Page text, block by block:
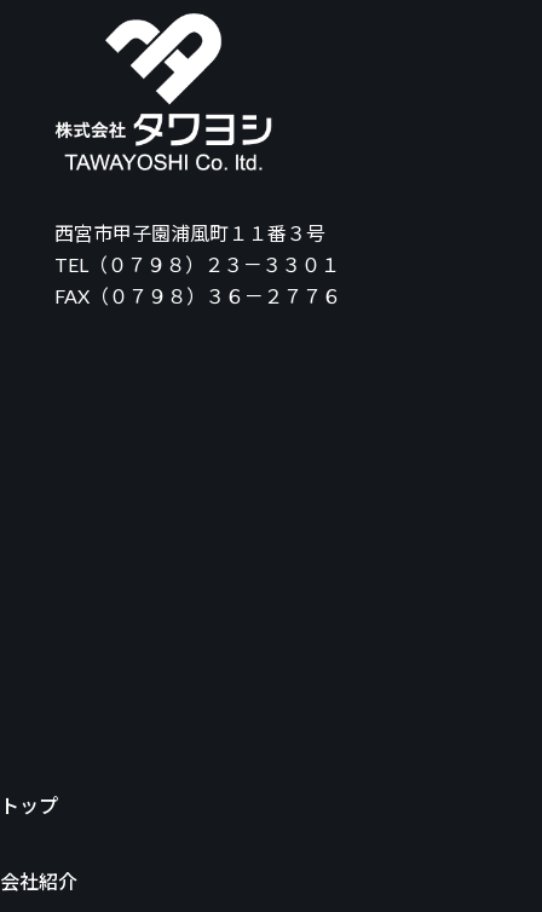
西宮市甲子園浦風町１１番３号
TEL（０７９８）２３－３３０１
FAX（０７９８）３６－２７７６
トップ
会社紹介